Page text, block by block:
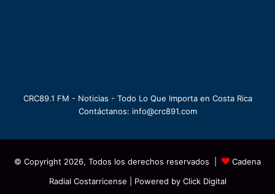
CRC89.1 FM - Noticias - Todo Lo Que Importa en Costa Rica
Contáctanos: info@crc891.com
© Copyright 2026, Todos los derechos reservados |
Cadena
Radial Costarricense | Powered by Click Digital